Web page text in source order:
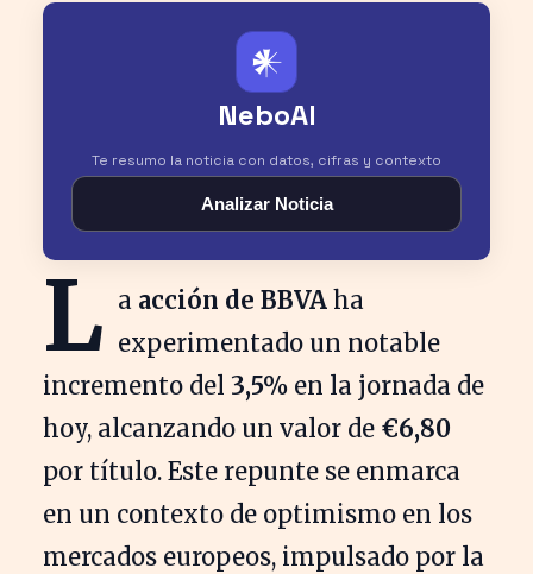
𒀭
NeboAI
Te resumo la noticia con datos, cifras y contexto
Analizar Noticia
L a acción de BBVA ha
experimentado un notable
incremento del 3,5% en la jornada de
hoy, alcanzando un valor de €6,80
por título. Este repunte se enmarca
en un contexto de optimismo en los
mercados europeos, impulsado por la